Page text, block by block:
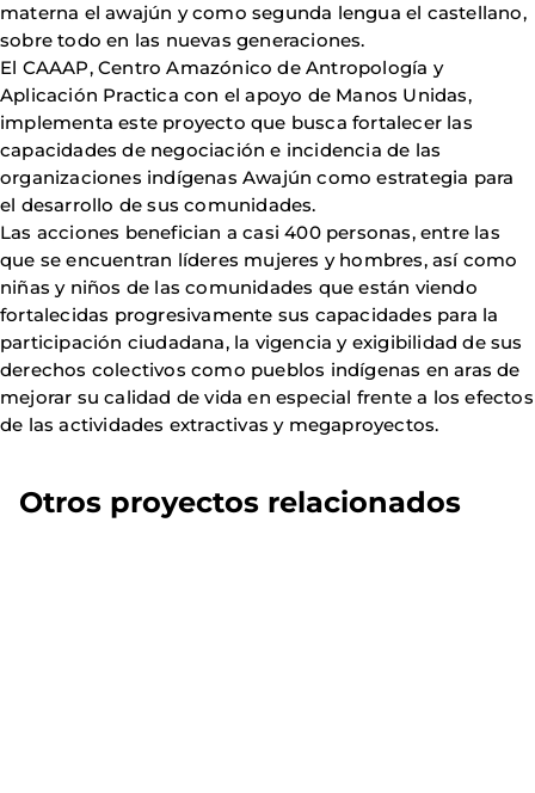
materna el awajún y como segunda lengua el castellano,
sobre todo en las nuevas generaciones.
El CAAAP, Centro Amazónico de Antropología y
Aplicación Practica con el apoyo de Manos Unidas,
implementa este proyecto que busca fortalecer las
capacidades de negociación e incidencia de las
organizaciones indígenas Awajún como estrategia para
el desarrollo de sus comunidades.
Las acciones benefician a casi 400 personas, entre las
que se encuentran líderes mujeres y hombres, así como
niñas y niños de las comunidades que están viendo
fortalecidas progresivamente sus capacidades para la
participación ciudadana, la vigencia y exigibilidad de sus
derechos colectivos como pueblos indígenas en aras de
mejorar su calidad de vida en especial frente a los efectos
de las actividades extractivas y megaproyectos.
Otros proyectos relacionados